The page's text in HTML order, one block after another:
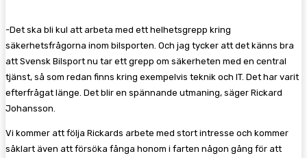
-Det ska bli kul att arbeta med ett helhetsgrepp kring
säkerhetsfrågorna inom bilsporten. Och jag tycker att det känns bra
att Svensk Bilsport nu tar ett grepp om säkerheten med en central
tjänst, så som redan finns kring exempelvis teknik och IT. Det har varit
efterfrågat länge. Det blir en spännande utmaning, säger Rickard
Johansson.
Vi kommer att följa Rickards arbete med stort intresse och kommer
såklart även att försöka fånga honom i farten någon gång för att